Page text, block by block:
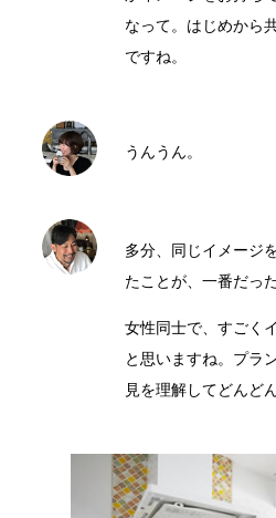
なって。はじめから
ですね。
うんうん。
多分、同じイメージ
たことが、一番だっ
女性同士で、すごく
と思いますね。プラ
見を理解してどんど